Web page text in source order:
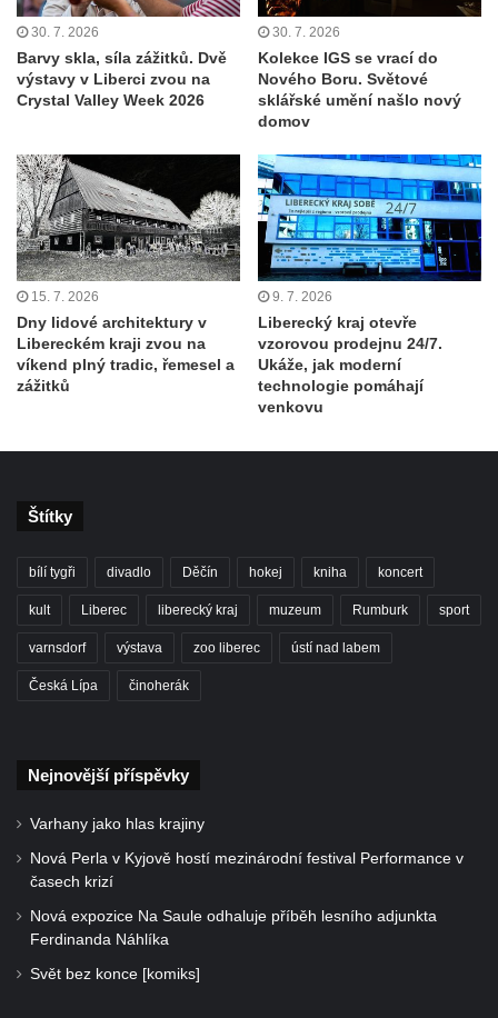
30. 7. 2026
Barvy skla, síla zážitků. Dvě
výstavy v Liberci zvou na
Crystal Valley Week 2026
30. 7. 2026
Kolekce IGS se vrací do
Nového Boru. Světové
sklářské umění našlo nový
domov
15. 7. 2026
Dny lidové architektury v
Libereckém kraji zvou na
víkend plný tradic, řemesel a
zážitků
9. 7. 2026
Liberecký kraj otevře
vzorovou prodejnu 24/7.
Ukáže, jak moderní
technologie pomáhají
venkovu
Štítky
bílí tygři divadlo Děčín hokej kniha koncert
kult Liberec liberecký kraj muzeum Rumburk sport
varnsdorf výstava zoo liberec ústí nad labem
Česká Lípa činoherák
Nejnovější příspěvky
Varhany jako hlas krajiny
Nová Perla v Kyjově hostí mezinárodní festival Performance v
časech krizí
Nová expozice Na Saule odhaluje příběh lesního adjunkta
Ferdinanda Náhlíka
Svět bez konce [komiks]